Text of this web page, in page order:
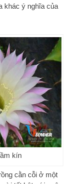
khác ý nghĩa của
kín
cằn cỗi ở một